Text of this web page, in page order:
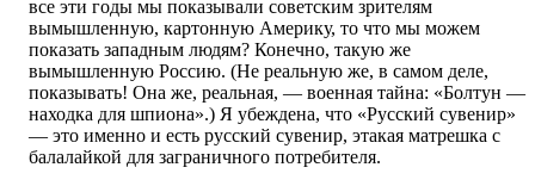
все эти годы мы показывали советским зрителям
вымышленную, картонную Америку, то что мы можем
показать западным людям? Конечно, такую же
вымышленную Россию. (Не реальную же, в самом деле,
показывать! Она же, реальная, — военная тайна: «Болтун —
находка для шпиона».) Я убеждена, что «Русский сувенир»
— это именно и есть русский сувенир, этакая матрешка с
балалайкой для заграничного потребителя.